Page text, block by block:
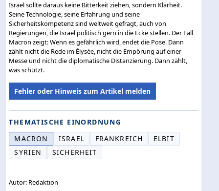
Israel sollte daraus keine Bitterkeit ziehen, sondern Klarheit.
Seine Technologie, seine Erfahrung und seine
Sicherheitskompetenz sind weltweit gefragt, auch von
Regierungen, die Israel politisch gern in die Ecke stellen. Der Fall
Macron zeigt: Wenn es gefährlich wird, endet die Pose. Dann
zählt nicht die Rede im Élysée, nicht die Empörung auf einer
Messe und nicht die diplomatische Distanzierung. Dann zählt,
was schützt.
Fehler oder Hinweis zum Artikel melden
THEMATISCHE EINORDNUNG
MACRON
ISRAEL FRANKREICH
ELBIT
SYRIEN
SICHERHEIT
Autor: Redaktion